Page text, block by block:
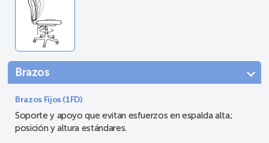
Brazos
Brazos Fijos (1FD)
Soporte y apoyo que evitan esfuerzos en espalda alta;
posición y altura estándares.